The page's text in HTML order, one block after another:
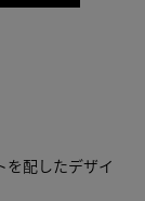
を配したデザイ